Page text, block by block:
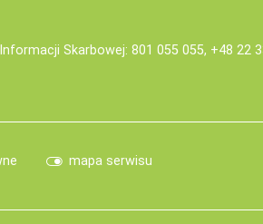
Skarbowej: 801 055 055, +48 22
mapa serwisu